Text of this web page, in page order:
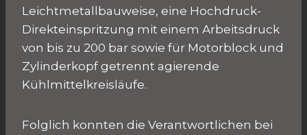
Leichtmetallbauweise, eine Hochdruck-
Direkteinspritzung mit einem Arbeitsdruck
von bis zu 200 bar sowie für Motorblock und
Zylinderkopf getrennt agierende
Kühlmittelkreisläufe.
Folglich konnten die Verantwortlichen bei